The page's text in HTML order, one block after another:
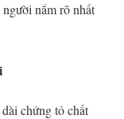
nắm rõ nhất
chứng tỏ chất